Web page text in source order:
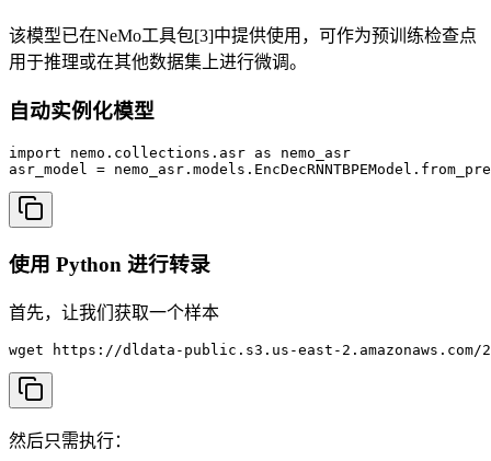
该模型已在NeMo工具包[3]中提供使用，可作为预训练检查点
用于推理或在其他数据集上进行微调。
自动实例化模型
import nemo.collections.asr as nemo_asr
asr_model =
使用 Python 进行转录
首先，让我们获取一个样本
wget https://dldata-public.s3.us-east-2.amazonaws.com/
然后只需执行：